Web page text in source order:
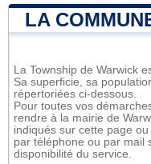
LA
La Township de Warwick
Sa superficie, sa
répertoriées ci-dessous.
Pour toutes vos
rendre à la mairie de
indiqués sur cette page
par téléphone ou par mail
disponibilité du service.